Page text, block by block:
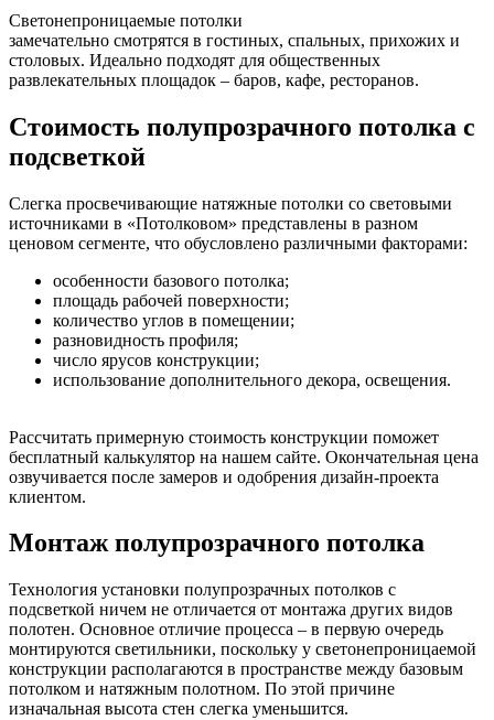
Светонепроницаемые потолки
замечательно смотрятся в гостиных, спальных, прихожих и
столовых. Идеально подходят для общественных
развлекательных площадок – баров, кафе, ресторанов.
Стоимость полупрозрачного потолка с
подсветкой
Слегка просвечивающие натяжные потолки со световыми
источниками в «Потолковом» представлены в разном
ценовом сегменте, что обусловлено различными факторами:
особенности базового потолка;
площадь рабочей поверхности;
количество углов в помещении;
разновидность профиля;
число ярусов конструкции;
использование дополнительного декора, освещения.
Рассчитать примерную стоимость конструкции поможет
бесплатный калькулятор на нашем сайте. Окончательная цена
озвучивается после замеров и одобрения дизайн-проекта
клиентом.
Монтаж полупрозрачного потолка
Технология установки полупрозрачных потолков с
подсветкой ничем не отличается от монтажа других видов
полотен. Основное отличие процесса – в первую очередь
монтируются светильники, поскольку у светонепроницаемой
конструкции располагаются в пространстве между базовым
потолком и натяжным полотном. По этой причине
изначальная высота стен слегка уменьшится.